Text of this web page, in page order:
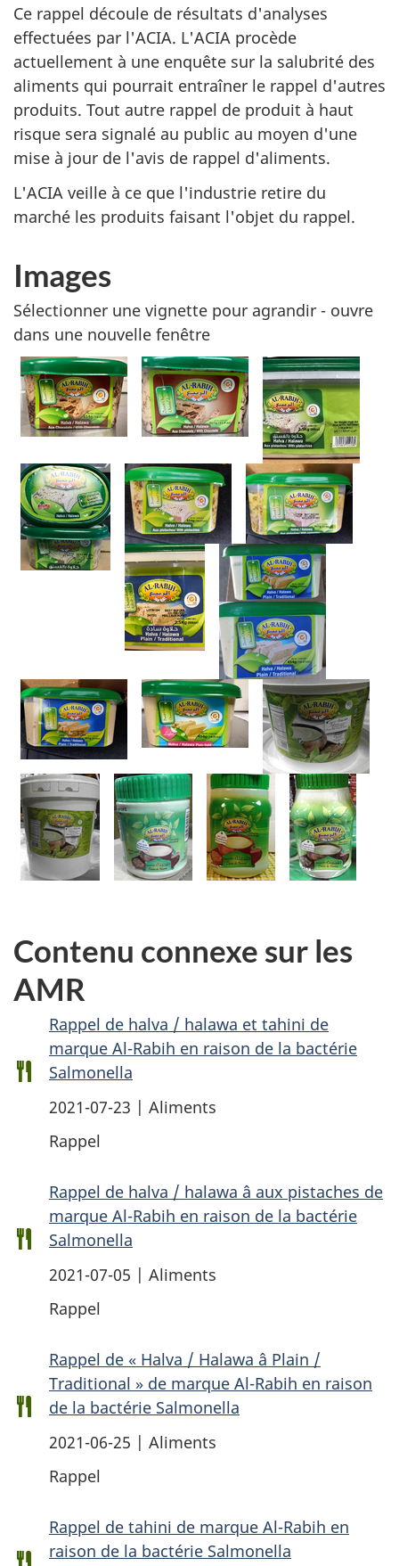
Ce rappel découle de résultats d'analyses
effectuées par l'ACIA. L'ACIA procède
actuellement à une enquête sur la salubrité des
aliments qui pourrait entraîner le rappel d'autres
produits. Tout autre rappel de produit à haut
risque sera signalé au public au moyen d'une
mise à jour de l'avis de rappel d'aliments.
L'ACIA veille à ce que l'industrie retire du
marché les produits faisant l'objet du rappel.
Images
Sélectionner une vignette pour agrandir - ouvre
dans une nouvelle fenêtre
Contenu connexe sur les
AMR
Rappel de halva / halawa et tahini de
marque Al-Rabih en raison de la bactérie
Salmonella
2021-07-23 | Aliments
Rappel
Rappel de halva / halawa â aux pistaches de
marque Al-Rabih en raison de la bactérie
Salmonella
2021-07-05 | Aliments
Rappel
Rappel de « Halva / Halawa â Plain /
Traditional » de marque Al-Rabih en raison
de la bactérie Salmonella
2021-06-25 | Aliments
Rappel
Rappel de tahini de marque Al-Rabih en
raison de la bactérie Salmonella